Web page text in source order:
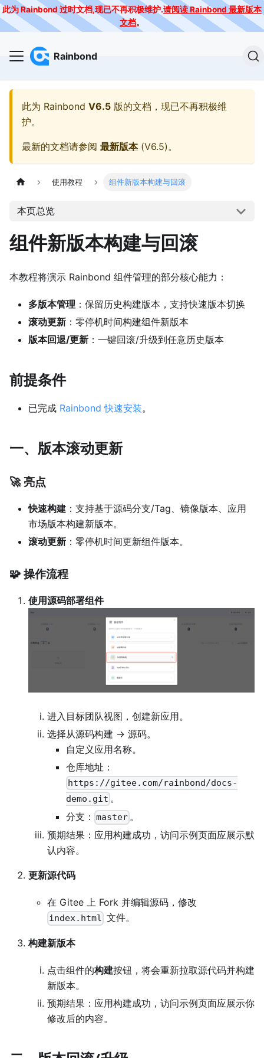
此为 Rainbond 过时文档,现已不再积极维护.请阅读 Rainbond 最新版本
文档。
Rainbond
此为 Rainbond V6.5 版的文档，现已不再积极维
护。
最新的文档请参阅 最新版本(V6.5)。
使用教程 组件新版本构建与回滚
本页总览
组件新版本构建与回滚
本教程将演示 Rainbond 组件管理的部分核心能力：
多版本管理 ：保留历史构建版本，支持快速版本切换
滚动更新 ：零停机时间构建组件新版本
版本回退/更新 ：一键回滚/升级到任意历史版本
前提条件
已完成 Rainbond 快速安装。
一、版本滚动更新
🚀 亮点
快速构建 ：支持基于源码分支/Tag、镜像版本、应用
市场版本构建新版本。
滚动更新 ：零停机时间更新组件版本。
🧩 操作流程
使用源码部署组件
进入目标团队视图，创建新应用。
选择从源码构建 → 源码。
自定义应用名称。
仓库地址：
https://gitee.com/rainbond/docs-
demo.git 。
分支： master 。
预期结果：应用构建成功，访问示例页面应展示默
认内容。
更新源代码
在 Gitee 上 Fork 并编辑源码，修改
index.html 文件。
构建新版本
点击组件的构建按钮，将会重新拉取源代码并构建
新版本。
预期结果：应用构建成功，访问示例页面应展示你
修改后的内容。